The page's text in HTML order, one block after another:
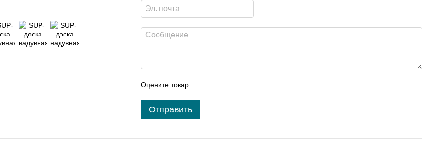
Оцените товар
Отправить